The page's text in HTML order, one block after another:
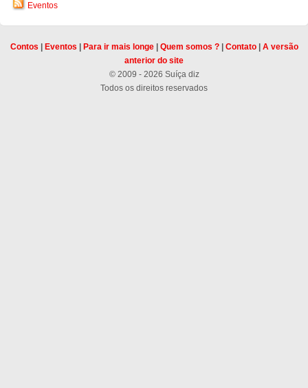
Eventos
Contos Eventos Para ir mais longe| Quem somos ?| Contato| A versão
anterior do site
© 2009 - 2026 Suíça diz
Todos os direitos reservados